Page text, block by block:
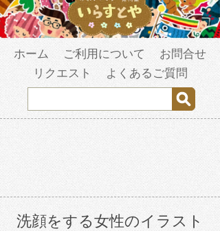
ホーム ご利用について
お問合せ
リクエスト
よくあるご質問
洗顔をする女性のイラスト